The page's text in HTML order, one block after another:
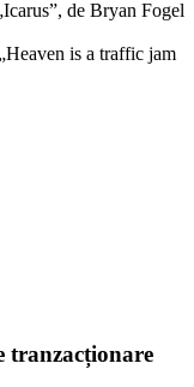
de Bryan Fogel
is a traffic jam
tranzacționare